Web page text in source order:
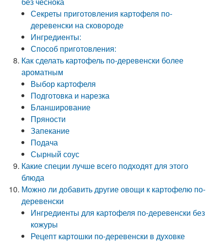
Секреты приготовления картофеля по-
деревенски на сковороде
Ингредиенты:
Способ приготовления:
Как сделать картофель по-деревенски более
ароматным
Выбор картофеля
Подготовка и нарезка
Бланширование
Пряности
Запекание
Подача
Сырный соус
Какие специи лучше всего подходят для этого
блюда
Можно ли добавить другие овощи к картофелю по-
деревенски
Ингредиенты для картофеля по-деревенски без
кожуры
Рецепт картошки по-деревенски в духовке